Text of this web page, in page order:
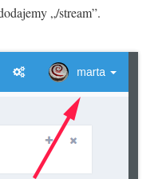
„/stream”.